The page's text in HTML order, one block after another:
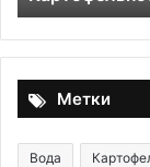
Метки
Вода